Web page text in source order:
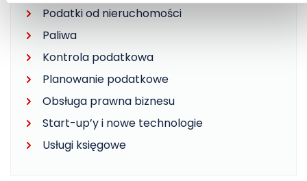
Podatki od nieruchomości
Paliwa
Kontrola podatkowa
Planowanie podatkowe
Obsługa prawna biznesu
Start-up’y i nowe technologie
Usługi księgowe